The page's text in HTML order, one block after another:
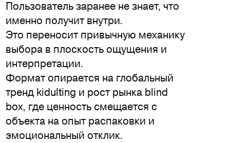
Пользователь заранее не знает, что
именно получит внутри.
Это переносит привычную механику
выбора в плоскость ощущения и
интерпретации.
Формат опирается на глобальный
тренд kidulting и рост рынка blind
box, где ценность смещается с
объекта на опыт распаковки и
эмоциональный отклик.